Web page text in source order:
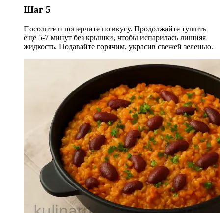
Шаг 5
Посолите и поперчите по вкусу. Продолжайте тушить
еще 5-7 минут без крышки, чтобы испарилась лишняя
жидкость. Подавайте горячим, украсив свежей зеленью.